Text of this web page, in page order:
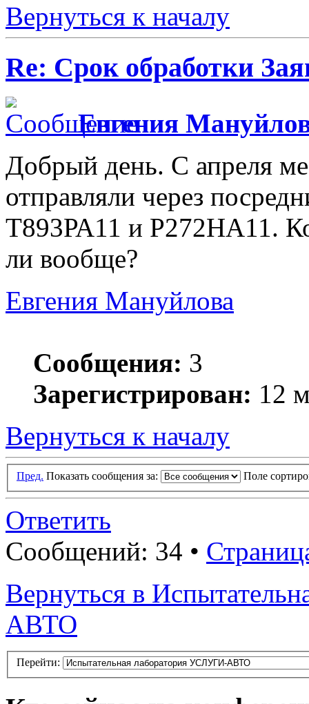
Вернуться к началу
Re: Срок обработки
Евгения
Добрый день. С апреля
отправляли через
Т893РА11 и Р272НА11.
ли вообще?
Евгения Мануйлова
Сообщения: 3
Зарегистрирован: 12
Вернуться к началу
Пред. Показать сообщения за: Поле
Ответить
Сообщений: 34 •
Вернуться в
АВТО
Перейти: